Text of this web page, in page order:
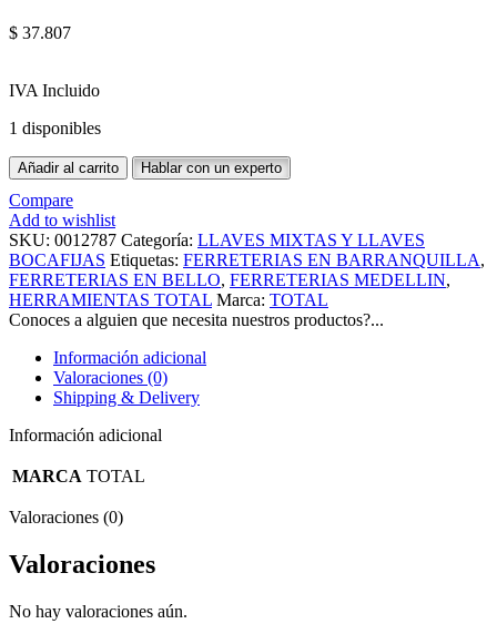
$ 37.807
IVA Incluido
1 disponibles
Añadir al carrito Hablar con un experto
Compare
Add to wishlist
SKU: 0012787 Categoría: LLAVES MIXTAS Y LLAVES
BOCAFIJAS Etiquetas: FERRETERIAS EN BARRANQUILLA,
FERRETERIAS EN BELLO, FERRETERIAS MEDELLIN,
HERRAMIENTAS TOTAL Marca: TOTAL
Conoces a alguien que necesita nuestros productos?...
Información adicional
Valoraciones (0)
Shipping & Delivery
Información adicional
MARCA TOTAL
Valoraciones (0)
Valoraciones
No hay valoraciones aún.